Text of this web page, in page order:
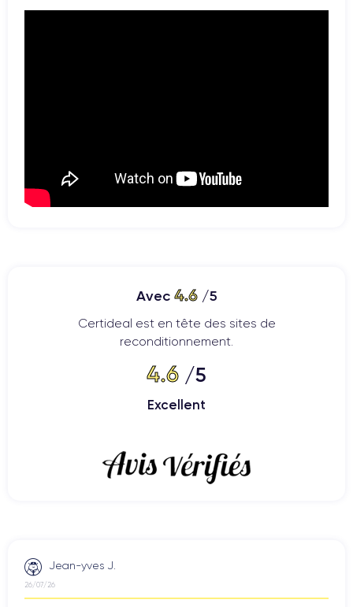
Avec 4.6/5
Certideal est en tête des sites de
reconditionnement.
4.6 /5
Excellent
Jean-yves J.
26/07/26